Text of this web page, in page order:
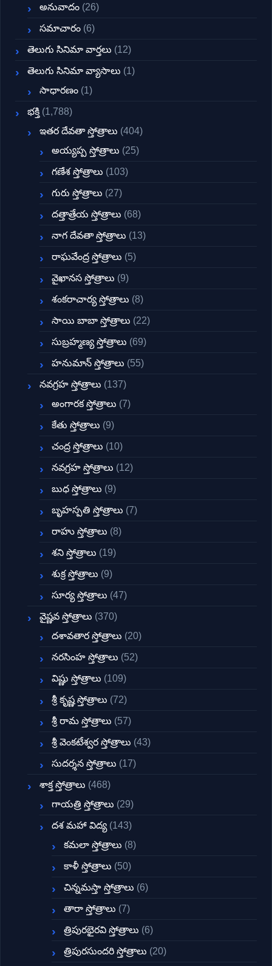
అనువాదం (26)
సమాచారం (6)
తెలుగు సినిమా వార్తలు (12)
తెలుగు సినిమా వ్యాసాలు (1)
సాధారణం (1)
భక్తి (1,788)
ఇతర దేవతా స్తోత్రాలు (404)
అయ్యప్ప స్తోత్రాలు (25)
గణేశ స్తోత్రాలు (103)
గురు స్తోత్రాలు (27)
దత్తాత్రేయ స్తోత్రాలు (68)
నాగ దేవతా స్తోత్రాలు (13)
రాఘవేంద్ర స్తోత్రాలు (5)
వైఖానస స్తోత్రాలు (9)
శంకరాచార్య స్తోత్రాలు (8)
సాయి బాబా స్తోత్రాలు (22)
సుబ్రహ్మణ్య స్తోత్రాలు (69)
హనుమాన్ స్తోత్రాలు (55)
నవగ్రహ స్తోత్రాలు (137)
అంగారక స్తోత్రాలు (7)
కేతు స్తోత్రాలు (9)
చంద్ర స్తోత్రాలు (10)
నవగ్రహ స్తోత్రాలు (12)
బుధ స్తోత్రాలు (9)
బృహస్పతి స్తోత్రాలు (7)
రాహు స్తోత్రాలు (8)
శని స్తోత్రాలు (19)
శుక్ర స్తోత్రాలు (9)
సూర్య స్తోత్రాలు (47)
వైష్ణవ స్తోత్రాలు (370)
దశావతార స్తోత్రాలు (20)
నరసింహ స్తోత్రాలు (52)
విష్ణు స్తోత్రాలు (109)
శ్రీ కృష్ణ స్తోత్రాలు (72)
శ్రీ రామ స్తోత్రాలు (57)
శ్రీ వెంకటేశ్వర స్తోత్రాలు (43)
సుదర్శన స్తోత్రాలు (17)
శాక్త స్తోత్రాలు (468)
గాయత్రి స్తోత్రాలు (29)
దశ మహా విద్య (143)
కమలా స్తోత్రాలు (8)
కాళీ స్తోత్రాలు (50)
చిన్నమస్తా స్తోత్రాలు (6)
తారా స్తోత్రాలు (7)
త్రిపురభైరవి స్తోత్రాలు (6)
త్రిపురసుందరి స్తోత్రాలు (20)